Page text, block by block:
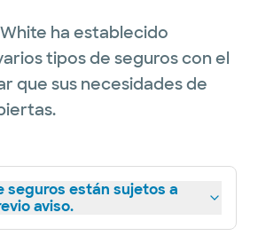
ha establecido
tipos de seguros con el
que sus necesidades de
seguros están sujetos a
aviso.